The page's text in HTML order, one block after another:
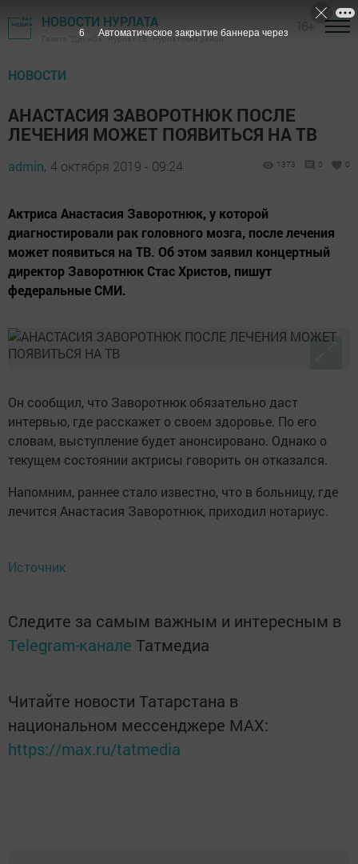
НОВОСТИ НУРЛАТА
Газета "Дружба", Нурлат ТВ - Нурлатский район
НОВОСТИ
АНАСТАСИЯ ЗАВОРОТНЮК ПОСЛЕ
ЛЕЧЕНИЯ МОЖЕТ ПОЯВИТЬСЯ НА ТВ
admin, 4 октября 2019 - 09:24 1373 0 0
Актриса Анастасия Заворотнюк, у которой
диагностировали рак головного мозга, после лечения
может появиться на ТВ. Об этом заявил концертный
директор Заворотнюк Стас Христов, пишут
федеральные СМИ.
Он сообщил, что Заворотнюк обязательно даст
интервью, где расскажет о своем здоровье. По его
словам, выступление будет анонсировано. Однако о
текущем состоянии актрисы говорить он отказался.
Напомним, раннее стало известно, что в больницу, где
лечится Анастасия Заворотнюк, приходил нотариус.
Источник
Следите за самым важным и интересным в
Telegram-канале Татмедиа
Читайте новости Татарстана в
национальном мессенджере MАХ:
https://max.ru/tatmedia
5 Автоматическое закрытие баннера через